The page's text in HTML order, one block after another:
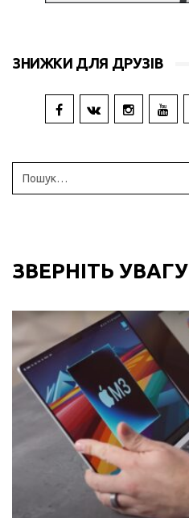
ЗНИЖКИ ДЛЯ ДРУЗІВ
ЗВЕРНІТЬ УВАГУ